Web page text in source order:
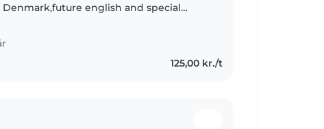
english and special
125,00 kr./t